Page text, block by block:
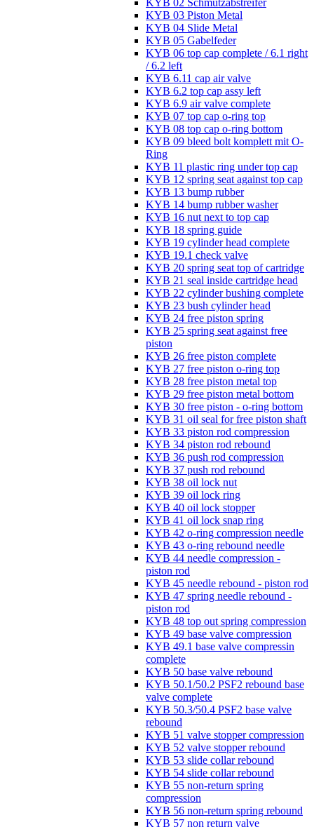
KYB 03 Piston Metal
KYB 04 Slide Metal
KYB 05 Gabelfeder
KYB 06 top cap complete / 6.1 right
/ 6.2 left
KYB 6.11 cap air valve
KYB 6.2 top cap assy left
KYB 6.9 air valve complete
KYB 07 top cap o-ring top
KYB 08 top cap o-ring bottom
KYB 09 bleed bolt komplett mit O-
Ring
KYB 11 plastic ring under top cap
KYB 12 spring seat against top cap
KYB 13 bump rubber
KYB 14 bump rubber washer
KYB 16 nut next to top cap
KYB 18 spring guide
KYB 19 cylinder head complete
KYB 19.1 check valve
KYB 20 spring seat top of cartridge
KYB 21 seal inside cartridge head
KYB 22 cylinder bushing complete
KYB 23 bush cylinder head
KYB 24 free piston spring
KYB 25 spring seat against free
piston
KYB 26 free piston complete
KYB 27 free piston o-ring top
KYB 28 free piston metal top
KYB 29 free piston metal bottom
KYB 30 free piston - o-ring bottom
KYB 31 oil seal for free piston shaft
KYB 33 piston rod compression
KYB 34 piston rod rebound
KYB 36 push rod compression
KYB 37 push rod rebound
KYB 38 oil lock nut
KYB 39 oil lock ring
KYB 40 oil lock stopper
KYB 41 oil lock snap ring
KYB 42 o-ring compression needle
KYB 43 o-ring rebound needle
KYB 44 needle compression -
piston rod
KYB 45 needle rebound - piston rod
KYB 47 spring needle rebound -
piston rod
KYB 48 top out spring compression
KYB 49 base valve compression
KYB 49.1 base valve compressin
complete
KYB 50 base valve rebound
KYB 50.1/50.2 PSF2 rebound base
valve complete
KYB 50.3/50.4 PSF2 base valve
rebound
KYB 51 valve stopper compression
KYB 52 valve stopper rebound
KYB 53 slide collar rebound
KYB 54 slide collar rebound
KYB 55 non-return spring
compression
KYB 56 non-return spring rebound
KYB 57 non return valve